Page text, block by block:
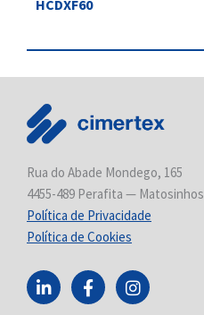
HCDXF60
Rua do Abade Mondego, 165
4455-489 Perafita — Matosinhos
Política de Privacidade
Política de Cookies
L
i
F
a
I
n